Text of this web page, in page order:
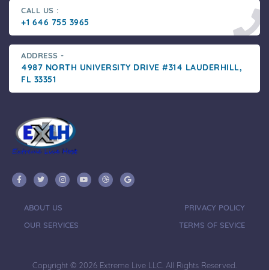
CALL US :
+1 646 755 3965
ADDRESS -
4987 NORTH UNIVERSITY DRIVE #314 LAUDERHILL,
FL 33351
ABOUT US
OUR SERVICES
PRIVACY POLICY
TERMS OF SEVICE
Copyright © 2026 Extreme Live LLC. All Rights Reserved.